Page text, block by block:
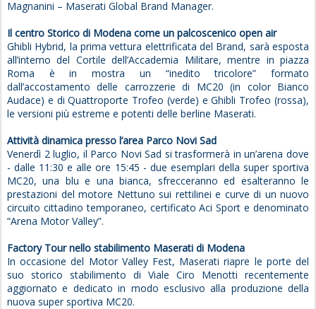
Magnanini – Maserati Global Brand Manager.
Il centro Storico di Modena come un palcoscenico open air
Ghibli Hybrid, la prima vettura elettrificata del Brand, sarà esposta
all’interno del Cortile dell’Accademia Militare, mentre in piazza
Roma è in mostra un “inedito tricolore” formato
dall’accostamento delle carrozzerie di MC20 (in color Bianco
Audace) e di Quattroporte Trofeo (verde) e Ghibli Trofeo (rossa),
le versioni più estreme e potenti delle berline Maserati.
Attività dinamica presso l’area Parco Novi Sad
Venerdì 2 luglio, il Parco Novi Sad si trasformerà in un’arena dove
- dalle 11:30 e alle ore 15:45 - due esemplari della super sportiva
MC20, una blu e una bianca, sfrecceranno ed esalteranno le
prestazioni del motore Nettuno sui rettilinei e curve di un nuovo
circuito cittadino temporaneo, certificato Aci Sport e denominato
“Arena Motor Valley”.
Factory Tour nello stabilimento Maserati di Modena
In occasione del Motor Valley Fest, Maserati riapre le porte del
suo storico stabilimento di Viale Ciro Menotti recentemente
aggiornato e dedicato in modo esclusivo alla produzione della
nuova super sportiva MC20.